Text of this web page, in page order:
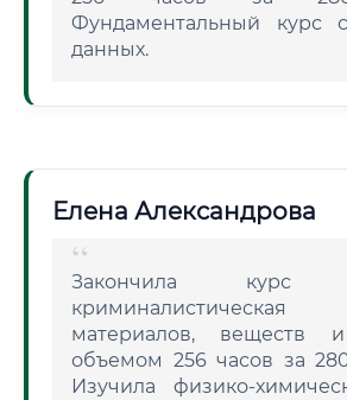
Фундаментальный курс
данных.
Елена Александрова
Закончила курс
криминалистическая
материалов, веществ
объемом 256 часов за
Изучила физико-